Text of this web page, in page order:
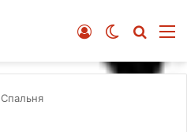
Switch skin
Войти
Спальня